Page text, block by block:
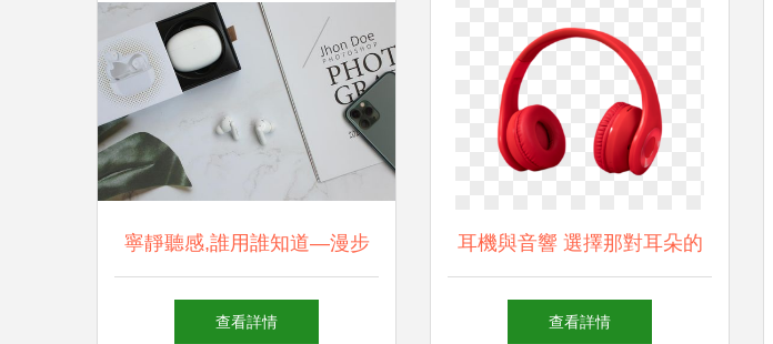
寧靜聽感,誰用誰知道—漫步
者FitPods藍牙耳機簡評
查看詳情
耳機與音響 選擇那對耳朵的
親密伙伴
查看詳情